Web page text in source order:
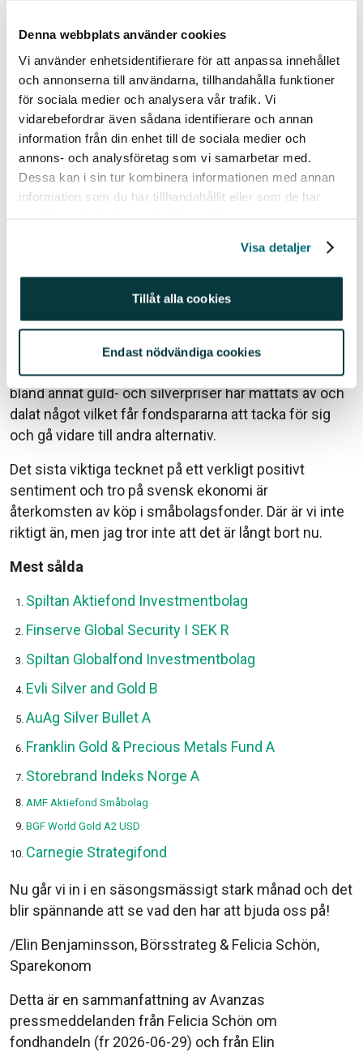
Denna webbplats använder cookies
Vi använder enhetsidentifierare för att anpassa innehållet
och annonserna till användarna, tillhandahålla funktioner
för sociala medier och analysera vår trafik. Vi
vidarebefordrar även sådana identifierare och annan
information från din enhet till de sociala medier och
annons- och analysföretag som vi samarbetar med.
Dessa kan i sin tur kombinera informationen med annan
information som du har tillhandahållit eller som de har
Visa detaljer
Tillåt alla cookies
Endast nödvändiga cookies
Avanza Global
Avanza Zero
Länsförsäkringar Global Index
Avanza Emerging Markets
Swedbank Robur Technology
DNB Global Indeks S
I fondspararnas rotation är det också tydligt att
fjolårets vinnare, ädelmetallfonder och
försvarsfonder, åker ut. De kraftiga rusningarna för
bland annat guld- och silverpriser har mattats av och
dalat något vilket får fondspararna att tacka för sig
och gå vidare till andra alternativ.
Det sista viktiga tecknet på ett verkligt positivt
sentiment och tro på svensk ekonomi är
återkomsten av köp i småbolagsfonder. Där är vi inte
riktigt än, men jag tror inte att det är långt bort nu.
Mest sålda
Spiltan Aktiefond Investmentbolag
Finserve Global Security I SEK R
Spiltan Globalfond Investmentbolag
Evli Silver and Gold B
AuAg Silver Bullet A
Franklin Gold & Precious Metals Fund A
Storebrand Indeks Norge A
AMF Aktiefond Småbolag
BGF World Gold A2 USD
Carnegie Strategifond
Nu går vi in i en säsongsmässigt stark månad och det
blir spännande att se vad den har att bjuda oss på!
/Elin Benjaminsson, Börsstrateg & Felicia Schön,
Sparekonom
Detta är en sammanfattning av Avanzas
pressmeddelanden från Felicia Schön om
fondhandeln (fr 2026-06-29) och från Elin